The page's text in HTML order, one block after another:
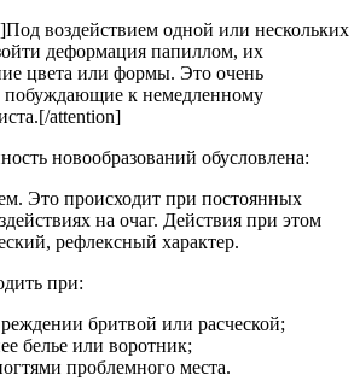
воздействием одной или нескольких
деформация папиллом, их
цвета или формы. Это очень
побуждающие к немедленному
attention]
новообразований обусловлена:
Это происходит при постоянных
на очаг. Действия при этом
рефлексный характер.
при:
бритвой или расческой;
белье или воротник;
проблемного места.